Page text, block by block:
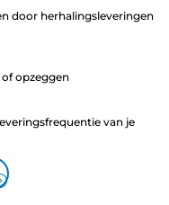
door herhalingsleveringen
opzeggen
van je